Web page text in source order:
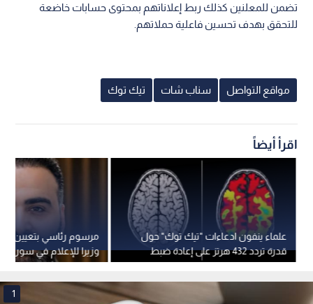
تضمن للمعلنين كذلك ربط إعلاناتهم بمحتوى حسابات خاضعة
للتحقق بهدف تحسين فاعلية حملاتهم.
مواقع التواصل سناب شات تيك توك
اقرأ أيضاً
مرسوم رئاسي بتعيين
وزيرا للإعلام في سوريا
المصطفى
علماء ينفون ادعاءات "تيك توك" حول
قدرة تردد 432 هرتز على إعادة ضبط
الدماغ
1